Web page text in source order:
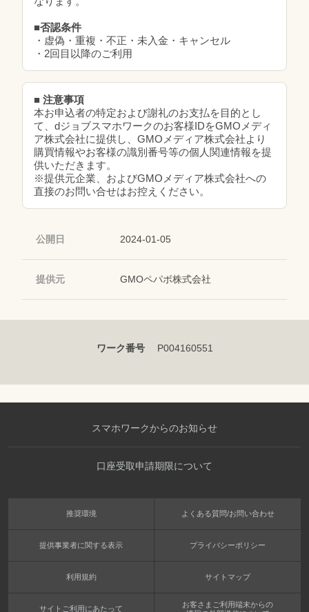
■否認条件
・虚偽・重複・不正・未入金・キャンセル
・2回目以降のご利用
■ 注意事項
本お申込者の特定および謝礼のお支払を目的とし
て、dジョブスマホワークのお客様IDをGMOメディ
ア株式会社に提供し、GMOメディア株式会社より
購買情報やお客様の識別番号等の個人関連情報を提
供いただきます。
※提供元企業、およびGMOメディア株式会社への
直接のお問い合せはお控えください。
公開日 2024-01-05
提供元 GMOペパボ株式会社
ワーク番号 P004160551
スマホワークからのお知らせ
口座受取申請期限について
推奨環境 よくある質問/お問い合わせ
提供事業者に関する表示 プライバシーポリシー
利用規約 サイトマップ
サイトご利用にあたって
お客さまご利用端末からの